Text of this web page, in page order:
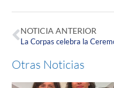
NOTICIA ANTERIOR
Otras Noticias